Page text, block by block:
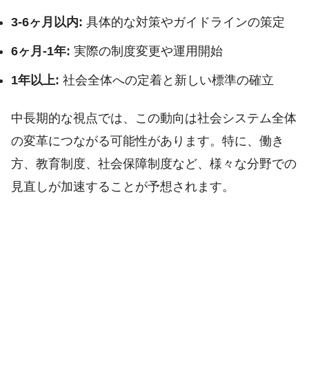
3-6ヶ月以内: 具体的な対策やガイドラインの策定
6ヶ月-1年: 実際の制度変更や運用開始
1年以上: 社会全体への定着と新しい標準の確立
中長期的な視点では、この動向は社会システム全体
の変革につながる可能性があります。特に、働き
方、教育制度、社会保障制度など、様々な分野での
見直しが加速することが予想されます。